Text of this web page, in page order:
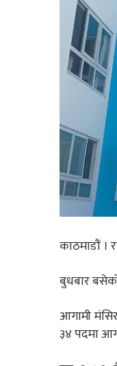
काठमाडौं ।
बुधबार
आगामी
३४ पदमा